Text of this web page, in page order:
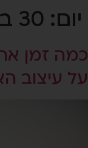
יום: 30 ביוני 2022
כמה זמן
על עיצוב